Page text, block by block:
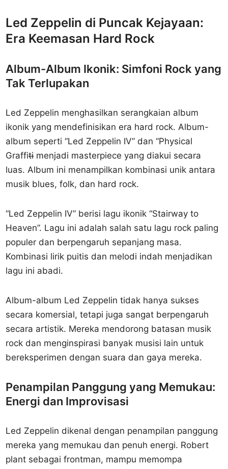
Led Zeppelin di Puncak Kejayaan:
Era Keemasan Hard Rock
Album-Album Ikonik: Simfoni Rock yang
Tak Terlupakan
Led Zeppelin menghasilkan serangkaian album
ikonik yang mendefinisikan era hard rock. Album-
album seperti “Led Zeppelin IV” dan “Physical
Graffiti̶ menjadi masterpiece yang diakui secara
luas. Album ini menampilkan kombinasi unik antara
musik blues, folk, dan hard rock.
“Led Zeppelin IV” berisi lagu ikonik “Stairway to
Heaven”. Lagu ini adalah salah satu lagu rock paling
populer dan berpengaruh sepanjang masa.
Kombinasi lirik puitis dan melodi indah menjadikan
lagu ini abadi.
Album-album Led Zeppelin tidak hanya sukses
secara komersial, tetapi juga sangat berpengaruh
secara artistik. Mereka mendorong batasan musik
rock dan menginspirasi banyak musisi lain untuk
bereksperimen dengan suara dan gaya mereka.
Penampilan Panggung yang Memukau:
Energi dan Improvisasi
Led Zeppelin dikenal dengan penampilan panggung
mereka yang memukau dan penuh energi. Robert
plant sebagai frontman, mampu memompa